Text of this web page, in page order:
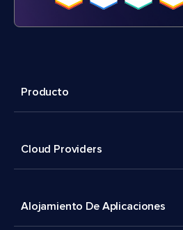
Producto
Cloud Providers
Alojamiento De Aplicaciones